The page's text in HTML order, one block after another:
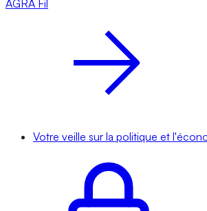
AGRA Fil
Votre veille sur la politique et